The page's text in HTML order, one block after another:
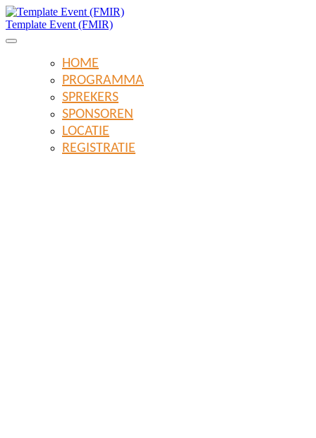
Template Event (FMIR)
HOME
PROGRAMMA
SPREKERS
SPONSOREN
LOCATIE
REGISTRATIE